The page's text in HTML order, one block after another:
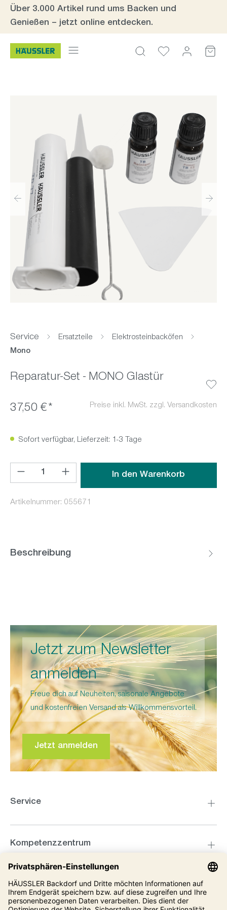
Zum Hauptinhalt springen
Über 3.000 Artikel rund ums Backen und
Genießen – jetzt online entdecken.
Service Ersatzteile
Elektrosteinbacköfen
Mono
Reparatur-Set - MONO Glastür
37,50 €* Preise inkl. MwSt. zzgl. Versandkosten
Sofort verfügbar, Lieferzeit: 1-3 Tage
Produkt Anzahl: Gib den gewünschten Wert ein oder
In den Warenkorb
Artikelnummer: 055671
Beschreibung
Jetzt zum Newsletter
anmelden
Freue dich auf Neuheiten, saisonale Angebote
und kostenfreien Versand als Willkommensvorteil.
Jetzt anmelden
Service
Kompetenzzentrum
Informationen